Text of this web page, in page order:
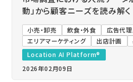
動」から顧客ニーズを読み解く
小売・卸売 飲食・外食 広告代
エリアマーケティング
出店計画
Location AI Platform®
2026年02月09日